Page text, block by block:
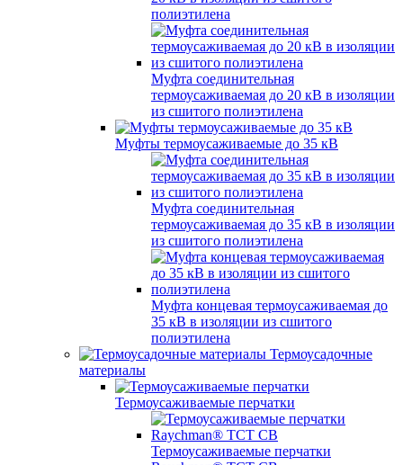
полиэтилена
Муфта соединительная
термоусаживаемая до 20 кВ в изоляции
из сшитого полиэтилена
Муфты термоусаживаемые до 35 кВ
Муфта соединительная
термоусаживаемая до 35 кВ в изоляции
из сшитого полиэтилена
Муфта концевая термоусаживаемая до
35 кВ в изоляции из сшитого
полиэтилена
Термоусадочные
материалы
Термоусаживаемые перчатки
Термоусаживаемые перчатки